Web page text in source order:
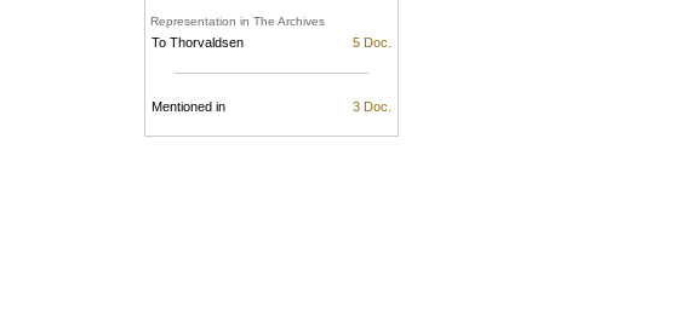
Representation in The Archives
To Thorvaldsen 5 Doc.
Mentioned in 3 Doc.